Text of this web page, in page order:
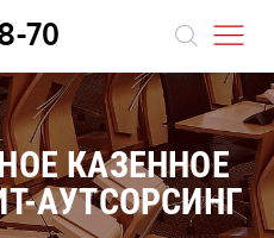
бизнес-задач
ИТ
70
КАЗЕННОЕ
АУТСОРСИНГ